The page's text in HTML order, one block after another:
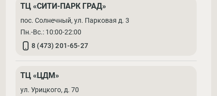
ТЦ «СИТИ-ПАРК ГРАД»
пос. Солнечный, ул. Парковая д. 3
Пн.-Вс.: 10:00-22:00
8 (473) 201-65-27
ТЦ «ЦДМ»
ул. Урицкого, д. 70